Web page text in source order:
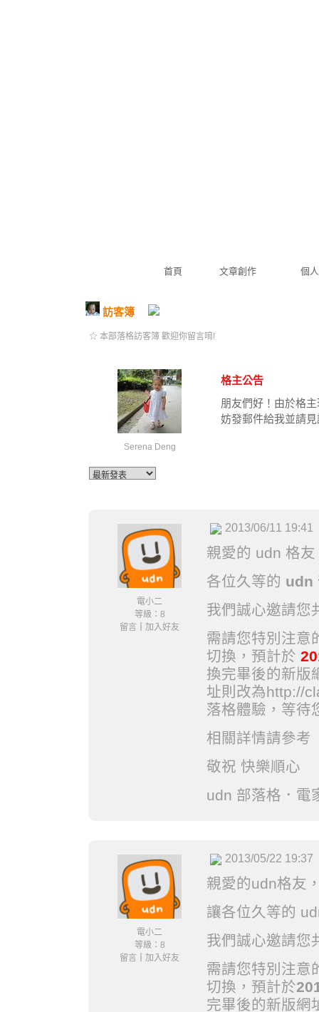
首頁 文章創作 個
訪客簿
☆ 本部落格訪客簿 歡迎你留言唷!
Serena Deng
格主公告
朋友們好！由於格
妨發郵件給我並請
電小二
等級：8
留言
加入好友
2013/06/11 19:41
親愛的 udn 格
各位久等的 udn
我們誠心邀請您
需請您特別注意
切換，預計於
換完畢後的新版
址則改為http://
落格體驗，等待
相關詳情請參考
敬祝 快樂順心
udn 部落格．電
電小二
等級：8
留言
加入好友
2013/05/22 19:37
親愛的udn格友
讓各位久等的
我們誠心邀請您
需請您特別注意
切換，預計於
完畢後的新版網